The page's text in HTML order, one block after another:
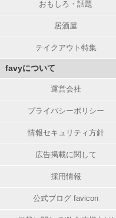
おもしろ・話題
居酒屋
テイクアウト特集
favyについて
運営会社
プライバシーポリシー
情報セキュリティ方針
広告掲載に関して
採用情報
公式ブログ favicon